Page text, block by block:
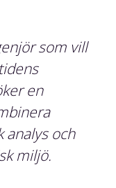
som vill
en
analys och
miljö.